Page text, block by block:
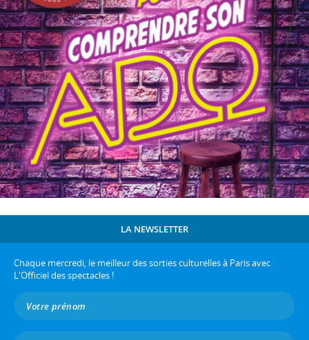
LA NEWSLETTER
Chaque mercredi, le meilleur des sorties culturelles à Paris avec
L'Officiel des spectacles !